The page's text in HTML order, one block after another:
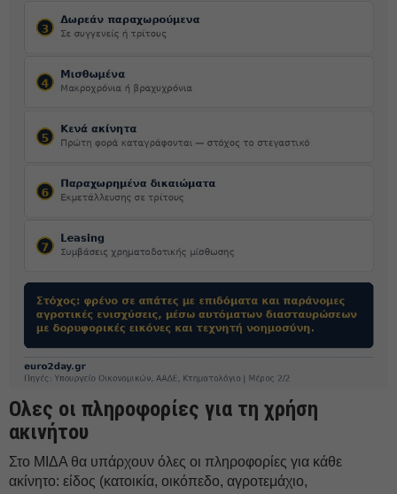
Ολες οι πληροφορίες για τη χρήση
ακινήτου
Στο ΜΙΔΑ θα υπάρχουν όλες οι πληροφορίες για κάθε
ακίνητο: είδος (κατοικία, οικόπεδο, αγροτεμάχιο,